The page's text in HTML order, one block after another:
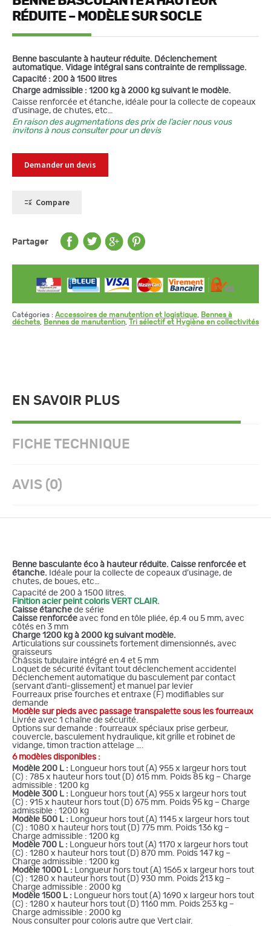
RÉDUITE – MODÈLE SUR SOCLE
Benne basculante à hauteur réduite. Déclenchement
automatique. Vidage intégral sans contrainte de remplissage.
Capacité : 200 à 1500 litres
Charge admissible : 1200 kg à 2000 kg suivant le modèle.
Caisse renforcée et étanche, idéale pour la collecte de copeaux
d’usinage, de chutes, etc…
En raison des augmentations des prix de l’acier nous vous
invitons à nous consulter pour un devis
Demander un devis
Compare
Partager
Catégories : Accessoires de manutention et logistique
Bennes à
déchets
Bennes de manutention Tri sélectif et Hygiène en collectivités
EN SAVOIR PLUS
FICHE TECHNIQUE
AVIS (0)
Benne basculante éco à hauteur réduite. Caisse renforcée et
étanche. Idéale pour la collecte de copeaux d’usinage, de
chutes, de boues, etc…
Capacité de 200 à 1500 litres.
Finition acier peint coloris VERT CLAIR.
Caisse étanche de série
Caisse renforcée avec fond en tôle pliée, ép.4 ou 5 mm, avec
côtés en 3 mm
Charge 1200 kg à 2000 kg suivant modèle.
Articulations sur coussinets fortement dimensionnés, avec
graisseurs
Châssis tubulaire intégré en 4 et 5 mm
Loquet de sécurité évitant tout déclenchement accidentel
Déclenchement automatique du basculement par contact
(servant d’anti-glissement) et manuel par levier
Fourreaux prise fourches et entraxe (F) modifiables sur
demande
Modèle sur pieds avec passage transpalette sous les fourreaux
Livrée avec 1 chaîne de sécurité.
Options sur demande : fourreaux spéciaux prise gerbeur,
couvercle, basculement hydraulique, kit grille et robinet de
vidange, timon traction attelage ….
6 modèles disponibles :
Modèle 200 L :
Longueur hors tout (A) 955 x largeur hors tout
(C) : 785 x hauteur hors tout (D) 615 mm. Poids 85 kg – Charge
admissible : 1200 kg
Modèle 300 L :
Longueur hors tout (A) 955 x largeur hors tout
(C) : 915 x hauteur hors tout (D) 675 mm. Poids 95 kg – Charge
admissible : 1200 kg
Modèle 500 L :
Longueur hors tout (A) 1145 x largeur hors tout
(C) : 1080 x hauteur hors tout (D) 775 mm. Poids 136 kg –
Charge admissible : 1200 kg
Modèle 700 L :
Longueur hors tout (A) 1170 x largeur hors tout
(C) : 1280 x hauteur hors tout (D) 870 mm. Poids 147 kg –
Charge admissible : 1200 kg
Modèle 1000 L :
Longueur hors tout (A) 1565 x largeur hors tout
(C) : 1280 x hauteur hors tout (D) 930 mm. Poids 213 kg –
Charge admissible : 2000 kg
Modèle 1500 L :
Longueur hors tout (A) 1690 x largeur hors tout
(C) : 1280 x hauteur hors tout (D) 1160 mm. Poids 253 kg –
Charge admissible : 2000 kg
Nous consulter pour coloris autre que Vert clair.